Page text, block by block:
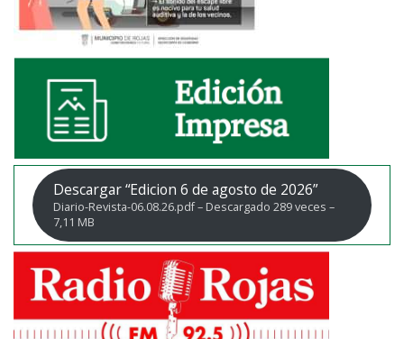
Descargar “Edicion 6 de agosto de 2026”
Diario-Revista-06.08.26.pdf – Descargado 289 veces –
7,11 MB